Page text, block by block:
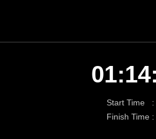
Start Time :
Finish Time